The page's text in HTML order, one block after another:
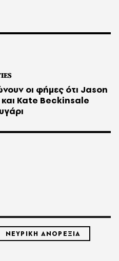
οι φήμες ότι Jason
Kate Beckinsale
ΝΕΥΡΙΚΗ ΑΝΟΡΕΞΙΑ